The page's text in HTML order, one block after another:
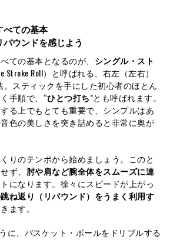
べての基本
ウンドを感じよう
ての基本となるのが、 シングル・スト
Stroke Roll）と呼ばれる、右左（左右）
。スティックを手にした初心者のほとん
手順で、“ひとつ打ち”とも呼ばれます。
る上でもとても重要で、シンプルはあ
色の美しさを突き詰めると非常に奥が
りのテンポから始めましょう。このと
ず、 肘や肩など腕全体をスムーズに連
になります。徐々にスピードが上がっ
ね返り（リバウンド）をうまく利用す
ます。
に、バスケット・ボールをドリブルする